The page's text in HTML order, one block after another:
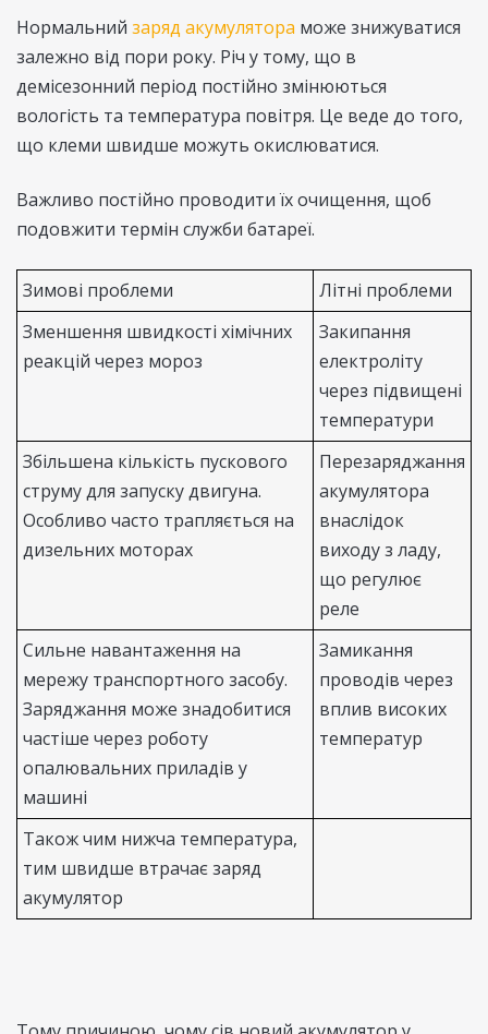
Нормальний заряд акумулятора може знижуватися
залежно від пори року. Річ у тому, що в
демісезонний період постійно змінюються
вологість та температура повітря. Це веде до того,
що клеми швидше можуть окислюватися.
Важливо постійно проводити їх очищення, щоб
подовжити термін служби батареї.
Зимові проблеми
Літні проблеми
Зменшення швидкості хімічних
реакцій через мороз
Закипання
електроліту
через підвищені
температури
Збільшена кількість пускового
струму для запуску двигуна.
Особливо часто трапляється на
дизельних моторах
Перезаряджання
акумулятора
внаслідок
виходу з ладу,
що регулює
реле
Сильне навантаження на
мережу транспортного засобу.
Заряджання може знадобитися
частіше через роботу
опалювальних приладів у
машині
Замикання
проводів через
вплив високих
температур
Також чим нижча температура,
тим швидше втрачає заряд
акумулятор